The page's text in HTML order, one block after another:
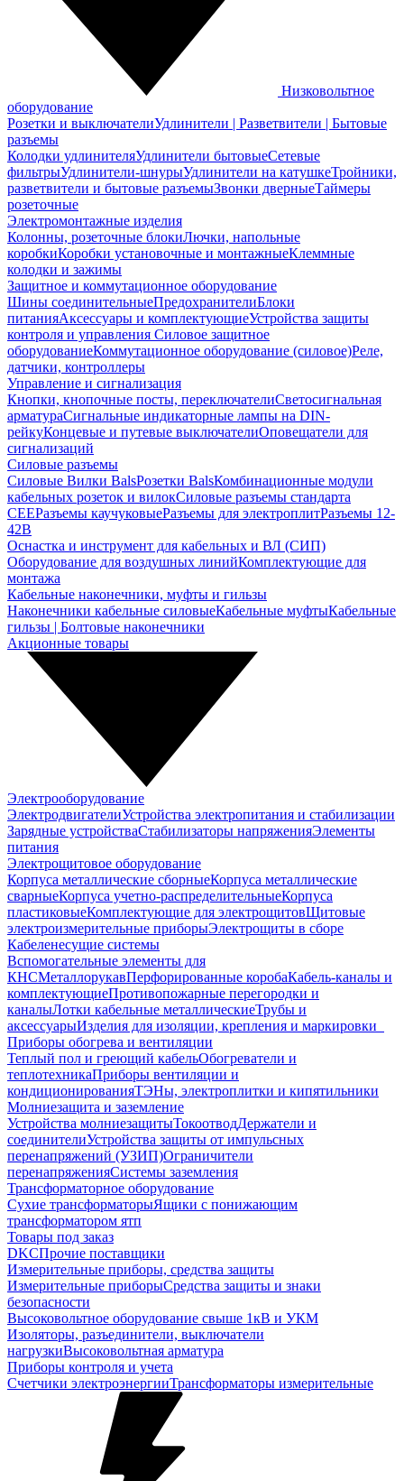
Низковольтное
оборудование
Розетки и выключателиУдлинители | Разветвители | Бытовые
разъемы
Колодки удлинителяУдлинители бытовыеСетевые
фильтрыУдлинители-шнурыУдлинители на катушкеТройники,
разветвители и бытовые разъемыЗвонки дверныеТаймеры
розеточные
Электромонтажные изделия
Колонны, розеточные блокиЛючки, напольные
коробкиКоробки установочные и монтажныеКлеммные
колодки и зажимы
Защитное и коммутационное оборудование
Шины соединительныеПредохранителиБлоки
питанияАксессуары и комплектующиеУстройства защиты
контроля и управления Силовое защитное
оборудованиеКоммутационное оборудование (силовое)Реле,
датчики, контроллеры
Управление и сигнализация
Кнопки, кнопочные посты, переключателиСветосигнальная
арматураСигнальные индикаторные лампы на DIN-
рейкуКонцевые и путевые выключателиОповещатели для
сигнализаций
Силовые разъемы
Силовые Вилки BalsРозетки BalsКомбинационные модули
кабельных розеток и вилокСиловые разъемы стандарта
CEEРазъемы каучуковыеРазъемы для электроплитРазъемы 12-
42В
Оснастка и инструмент для кабельных и ВЛ (СИП)
Оборудование для воздушных линийКомплектующие для
монтажа
Кабельные наконечники, муфты и гильзы
Наконечники кабельные силовыеКабельные муфтыКабельные
гильзы | Болтовые наконечники
Акционные товары
Электрооборудование
ЭлектродвигателиУстройства электропитания и стабилизации
Зарядные устройстваСтабилизаторы напряженияЭлементы
питания
Электрощитовое оборудование
Корпуса металлические сборныеКорпуса металлические
сварныеКорпуса учетно-распределительныеКорпуса
пластиковыеКомплектующие для электрощитовЩитовые
электроизмерительные приборыЭлектрощиты в сборе
Кабеленесущие системы
Вспомогательные элементы для
КНСМеталлорукавПерфорированные коробаКабель-каналы и
комплектующиеПротивопожарные перегородки и
каналыЛотки кабельные металлическиеТрубы и
аксессуарыИзделия для изоляции, крепления и маркировки
Приборы обогрева и вентиляции
Теплый пол и греющий кабельОбогреватели и
теплотехникаПриборы вентиляции и
кондиционированияТЭНы, электроплитки и кипятильники
Молниезащита и заземление
Устройства молниезащитыТокоотводДержатели и
соединителиУстройства защиты от импульсных
перенапряжений (УЗИП)Ограничители
перенапряженияСистемы заземления
Трансформаторное оборудование
Сухие трансформаторыЯщики с понижающим
трансформатором ятп
Товары под заказ
DKCПрочие поставщики
Измерительные приборы, средства защиты
Измерительные приборыСредства защиты и знаки
безопасности
Высоковольтное оборудование свыше 1кВ и УКМ
Изоляторы, разъединители, выключатели
нагрузкиВысоковольтная арматура
Приборы контроля и учета
Счетчики электроэнергииТрансформаторы измерительные